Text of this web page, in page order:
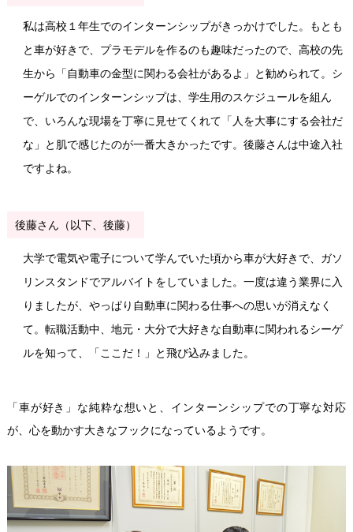
私は高校１年生でのインターンシップがきっかけでした。もとも
と車が好きで、プラモデルを作るのも趣味だったので、高校の先
生から「自動車の金型に関わる会社があるよ」と勧められて。シ
ーゲルでのインターンシップは、学生用のスケジュールを組ん
で、いろんな現場を丁寧に見せてくれて「人を大事にする会社だ
な」と肌で感じたのが一番大きかったです。後藤さんは中途入社
ですよね。
後藤さん（以下、後藤）
大学で電気や電子について学んでいた頃から車が大好きで、ガソ
リンスタンドでアルバイトをしていました。一度は違う業界に入
りましたが、やっぱり自動車に関わる仕事への思いが消えなく
て。転職活動中、地元・大分で大好きな自動車に関われるシーゲ
ルを知って、「ここだ！」と飛び込みました。
「車が好き」な純粋な想いと、インターンシップでの丁寧な対応
が、心を動かす大きなフックになっているようです。